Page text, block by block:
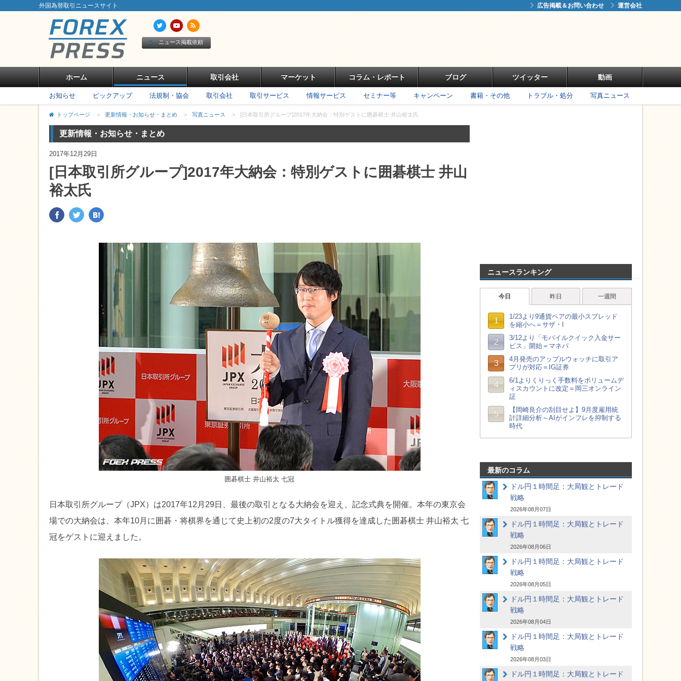
外国為替取引ニュースサイト 広告掲載＆お問い合わせ 運営会社
ニュース掲載依頼
ホーム ニュース 取引会社 マーケット コラム・レポート ブログ ツイッター 動画
お知らせ ピックアップ 法規制・協会 取引会社 取引サービス 情報サービス セミナー等 キャンペーン 書籍・その他 トラブル・処分 写真ニュース
トップページ > 更新情報・お知らせ・まとめ > 写真ニュース > [日本取引所グループ]2017年大納会：特別ゲストに囲碁棋士 井山裕太氏
更新情報・お知らせ・まとめ
2017年12月29日
[日本取引所グループ]2017年大納会：特別ゲストに囲碁棋士 井山
裕太氏
囲碁棋士 井山裕太 七冠
日本取引所グループ（JPX）は2017年12月29日、最後の取引となる大納会を迎え、記念式典を開催。本年の東京会
場での大納会は、本年10月に囲碁・将棋界を通じて史上初の2度の7大タイトル獲得を達成した囲碁棋士 井山裕太 七
冠をゲストに迎えました。
ニュースランキング
最新のコラム
ドル円１時間足：大局観とトレード
戦略
2026年08月07日
ドル円１時間足：大局観とトレード
戦略
2026年08月06日
ドル円１時間足：大局観とトレード
戦略
2026年08月05日
ドル円１時間足：大局観とトレード
戦略
2026年08月04日
ドル円１時間足：大局観とトレード
戦略
2026年08月03日
ドル円１時間足：大局観とトレード